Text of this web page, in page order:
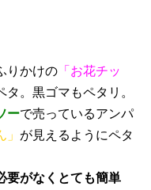
りかけの 「お花チッ
。黒ゴマもペタリ。
ーで売っているアンパ
が見えるようにペタ
要がなくとても簡単